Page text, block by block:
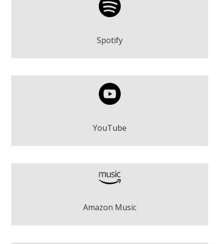
Spotify
A Veces Luna - Dàhlia Duran
YouTube
A Veces Luna - Dàhlia Duran
Amazon Music
A Veces Luna - Dàhlia Duran
Descargar